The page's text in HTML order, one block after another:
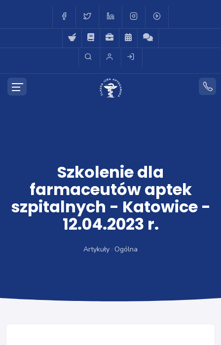
Szkolenie dla
farmaceutów aptek
szpitalnych - Katowice -
12.04.2023 r.
Artykuły Ogólna